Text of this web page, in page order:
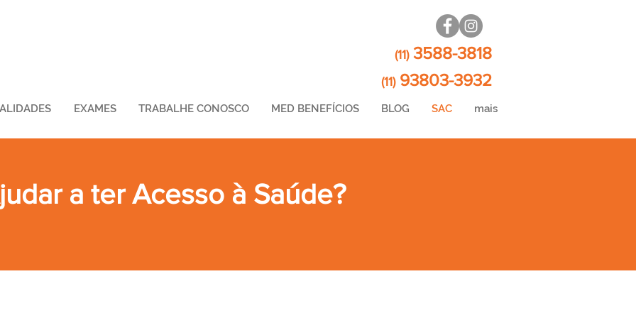
EXAMES TRABALHE CONOSCO MED BENEFÍCIOS BLOG SAC mais
(11)3588-3818
(11)93803-3932
a ter Acesso à Saúde?